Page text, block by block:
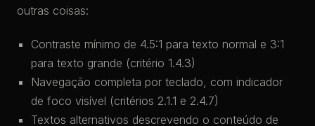
outras coisas:
Contraste mínimo de 4.5:1 para texto normal e 3:1
para texto grande (critério 1.4.3)
Navegação completa por teclado, com indicador
de foco visível (critérios 2.1.1 e 2.4.7)
Textos alternativos descrevendo o conteúdo de